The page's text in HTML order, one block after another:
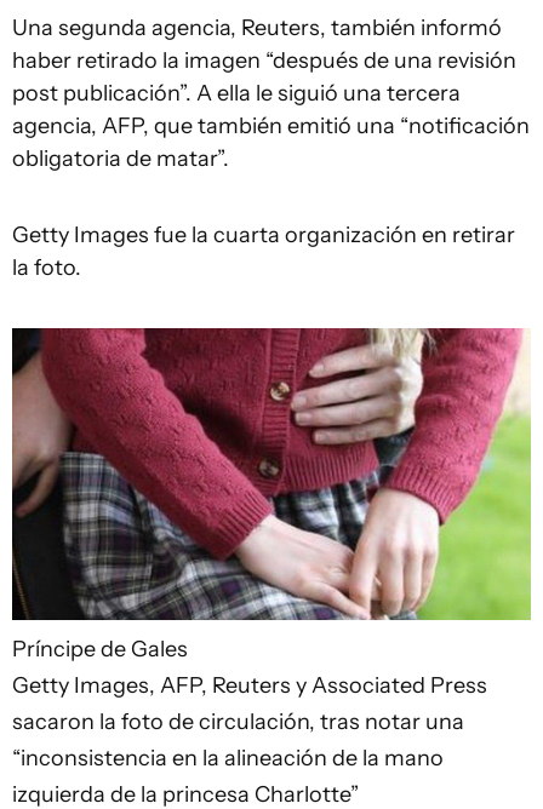
Una segunda agencia, Reuters, también informó
haber retirado la imagen “después de una revisión
post publicación”. A ella le siguió una tercera
agencia, AFP, que también emitió una “notificación
obligatoria de matar”.
Getty Images fue la cuarta organización en retirar
la foto.
Príncipe de Gales
Getty Images, AFP, Reuters y Associated Press
sacaron la foto de circulación, tras notar una
“inconsistencia en la alineación de la mano
izquierda de la princesa Charlotte”